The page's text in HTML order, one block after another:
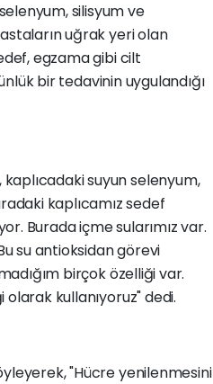
silisyum ve
uğrak yeri olan
egzama gibi cilt
bir tedavinin uygulandığı
suyun selenyum,
kaplıcamız sedef
Burada içme sularımız var.
su antioksidan görevi
birçok özelliği var.
kullanıyoruz" dedi.
"Hücre yenilenmesini